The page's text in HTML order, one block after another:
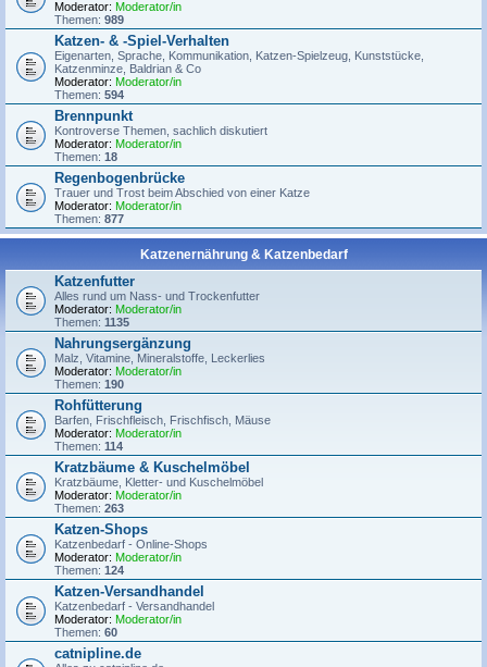
Moderator: Moderator/in
Themen: 989
Katzen- & -Spiel-Verhalten
Eigenarten, Sprache, Kommunikation, Katzen-Spielzeug, Kunststücke,
Katzenminze, Baldrian & Co
Moderator: Moderator/in
Themen: 594
Brennpunkt
Kontroverse Themen, sachlich diskutiert
Moderator: Moderator/in
Themen: 18
Regenbogenbrücke
Trauer und Trost beim Abschied von einer Katze
Moderator: Moderator/in
Themen: 877
Katzenernährung & Katzenbedarf
Katzenfutter
Alles rund um Nass- und Trockenfutter
Moderator: Moderator/in
Themen: 1135
Nahrungsergänzung
Malz, Vitamine, Mineralstoffe, Leckerlies
Moderator: Moderator/in
Themen: 190
Rohfütterung
Barfen, Frischfleisch, Frischfisch, Mäuse
Moderator: Moderator/in
Themen: 114
Kratzbäume & Kuschelmöbel
Kratzbäume, Kletter- und Kuschelmöbel
Moderator: Moderator/in
Themen: 263
Katzen-Shops
Katzenbedarf - Online-Shops
Moderator: Moderator/in
Themen: 124
Katzen-Versandhandel
Katzenbedarf - Versandhandel
Moderator: Moderator/in
Themen: 60
catnipline.de